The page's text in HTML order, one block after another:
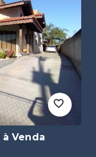
à Venda